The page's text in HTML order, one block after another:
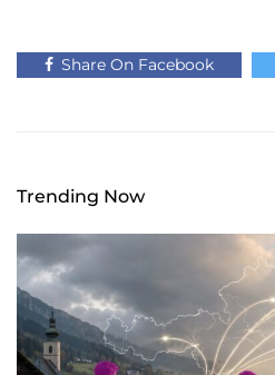
Share On Facebook
Trending Now